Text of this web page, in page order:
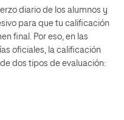
diario de los alumnos y
para que tu calificación
final. Por eso, en las
oficiales, la calificación
dos tipos de evaluación: